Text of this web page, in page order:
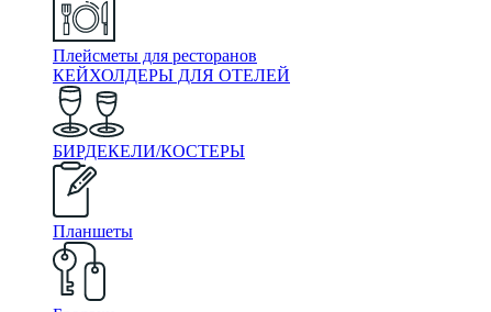
Плейсметы для ресторанов
КЕЙХОЛДЕРЫ ДЛЯ ОТЕЛЕЙ
БИРДЕКЕЛИ/КОСТЕРЫ
Планшеты